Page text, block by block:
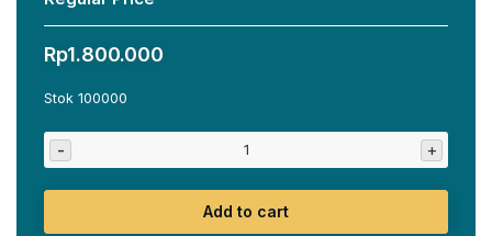
Rp1.800.000
Stok 100000
- +
Add to cart